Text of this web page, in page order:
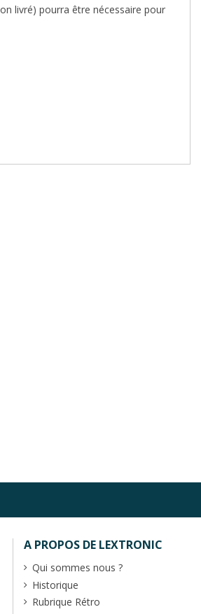
livré) pourra être nécessaire pour
A PROPOS DE LEXTRONIC
Qui sommes nous ?
Historique
Rubrique Rétro